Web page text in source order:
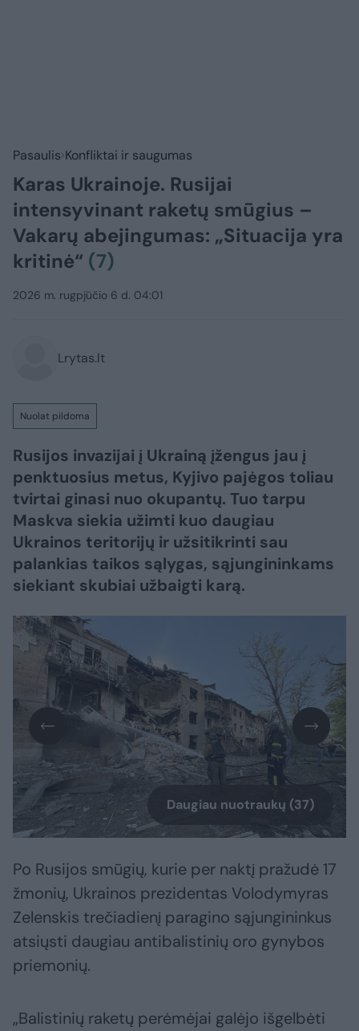
Pasaulis Konfliktai ir saugumas
Karas Ukrainoje. Rusijai
intensyvinant raketų smūgius –
Vakarų abejingumas: „Situacija yra
kritinė“ (7)
2026 m. rugpjūčio 6 d. 04:01
Lrytas.lt
Nuolat pildoma
Rusijos invazijai į Ukrainą įžengus jau į
penktuosius metus, Kyjivo pajėgos toliau
tvirtai ginasi nuo okupantų. Tuo tarpu
Maskva siekia užimti kuo daugiau
Ukrainos teritorijų ir užsitikrinti sau
palankias taikos sąlygas, sąjungininkams
siekiant skubiai užbaigti karą.​​​​​​​​​​​​​​​​​​​​​​​​​​​
Daugiau nuotraukų (37)
Po Rusijos smūgių, kurie per naktį pražudė 17
žmonių, Ukrainos prezidentas Volodymyras
Zelenskis trečiadienį paragino sąjungininkus
atsiųsti daugiau antibalistinių oro gynybos
priemonių.
„Balistinių raketų perėmėjai galėjo išgelbėti